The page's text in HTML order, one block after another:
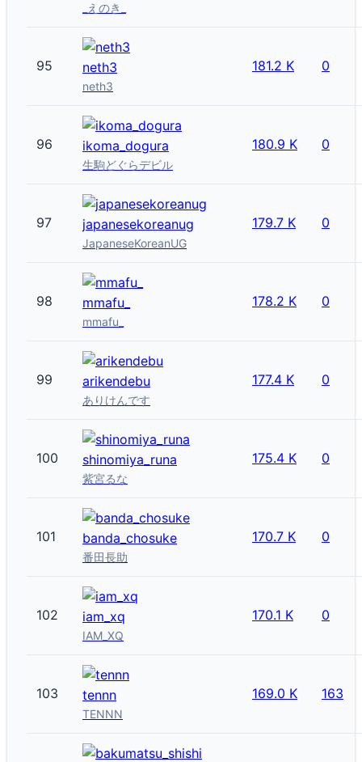
_えのき_
95 neth3
neth3
181.2 K 0
96 ikoma_dogura
生駒どぐらデビル
180.9 K 0
97 japanesekoreanug
JapaneseKoreanUG
179.7 K 0
98 mmafu_
mmafu_
178.2 K 0
99 arikendebu
ありけんです
177.4 K 0
100 shinomiya_runa
紫宮るな
175.4 K 0
101 banda_chosuke
番田長助
170.7 K 0
102 iam_xq
IAM_XQ
170.1 K 0
103 tennn
TENNN
169.0 K 163